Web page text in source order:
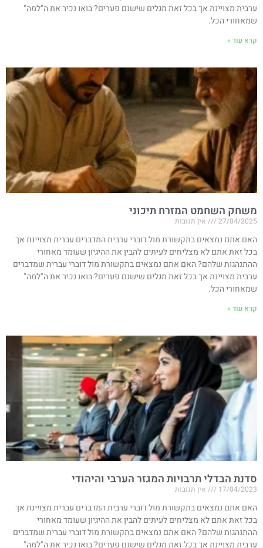
ערבית מצויינת אך בכל זאת מגלים שישנם פערים? בואו נכיר את ה"למה"
שמאחורי הכל.
קרא עוד »
משחק השחמט המזרח תיכוני
27/04/2025 אין תגובות
האם אתם נמצאים בתקשורת מול דוברי ערבית המדברים עברית מצויינת אך
בכל זאת אתם לא מצליחים לעיתים להבין את ההיגיון שעומד מאחורי
ההתנהגות שלהם? האם אתם נמצאים בתקשורת מול דוברי עברית שמדברים
ערבית מצויינת אך בכל זאת מגלים שישנם פערים? בואו נכיר את ה"למה"
שמאחורי הכל.
קרא עוד »
סדנת הבדלי תרבויות המגזר הערבי והיהודי
17/04/2023 אין תגובות
האם אתם נמצאים בתקשורת מול דוברי ערבית המדברים עברית מצויינת אך
בכל זאת אתם לא מצליחים לעיתים להבין את ההיגיון שעומד מאחורי
ההתנהגות שלהם? האם אתם נמצאים בתקשורת מול דוברי עברית שמדברים
ערבית מצויינת אך בכל זאת מגלים שישנם פערים? בואו נכיר את ה"למה"